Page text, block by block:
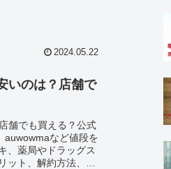
2024.05.22
いのは？店舗で
舗でも買える？公式
auwowmaなど値段を
、薬局やドラッグス
ット、解約方法、マ